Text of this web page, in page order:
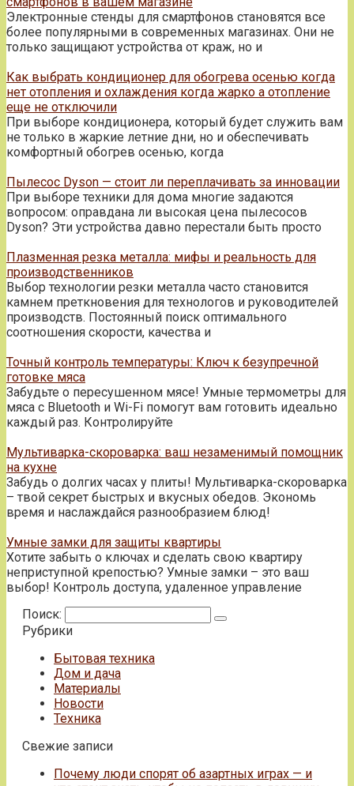
Электронные стенды для смартфонов становятся все
более популярными в современных магазинах. Они не
только защищают устройства от краж, но и
Как выбрать кондиционер для обогрева осенью когда
нет отопления и охлаждения когда жарко а отопление
еще не отключили
При выборе кондиционера, который будет служить вам
не только в жаркие летние дни, но и обеспечивать
комфортный обогрев осенью, когда
Пылесос Dyson — стоит ли переплачивать за инновации
При выборе техники для дома многие задаются
вопросом: оправдана ли высокая цена пылесосов
Dyson? Эти устройства давно перестали быть просто
Плазменная резка металла: мифы и реальность для
производственников
Выбор технологии резки металла часто становится
камнем преткновения для технологов и руководителей
производств. Постоянный поиск оптимального
соотношения скорости, качества и
Точный контроль температуры: Ключ к безупречной
готовке мяса
Забудьте о пересушенном мясе! Умные термометры для
мяса с Bluetooth и Wi-Fi помогут вам готовить идеально
каждый раз. Контролируйте
Мультиварка-скороварка: ваш незаменимый помощник
на кухне
Забудь о долгих часах у плиты! Мультиварка-скороварка
– твой секрет быстрых и вкусных обедов. Экономь
время и наслаждайся разнообразием блюд!
Умные замки для защиты квартиры
Хотите забыть о ключах и сделать свою квартиру
неприступной крепостью? Умные замки – это ваш
выбор! Контроль доступа, удаленное управление
Поиск:
Рубрики
Бытовая техника
Дом и дача
Материалы
Новости
Техника
Свежие записи
Почему люди спорят об азартных играх — и